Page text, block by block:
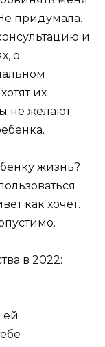
придумала.
и
о
их
не желают
жизнь?
как хочет.
ей